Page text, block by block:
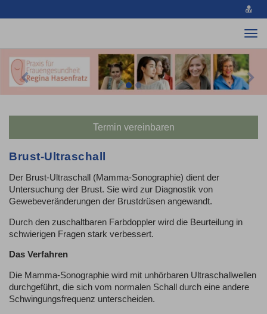
Previous
Termin vereinbaren
Brust-Ultraschall
Der Brust-Ultraschall (Mamma-Sonographie) dient der
Untersuchung der Brust. Sie wird zur Diagnostik von
Gewebeveränderungen der Brustdrüsen angewandt.
Durch den zuschaltbaren Farbdoppler wird die Beurteilung in
schwierigen Fragen stark verbessert.
Das Verfahren
Die Mamma-Sonographie wird mit unhörbaren Ultraschallwellen
durchgeführt, die sich vom normalen Schall durch eine andere
Schwingungsfrequenz unterscheiden.